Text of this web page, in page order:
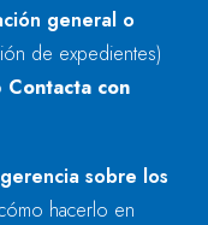
general o
de expedientes)
Contacta con
sobre los
hacerlo en